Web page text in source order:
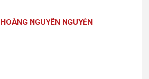
HOÀNG NGUYÊN NGUYỄN